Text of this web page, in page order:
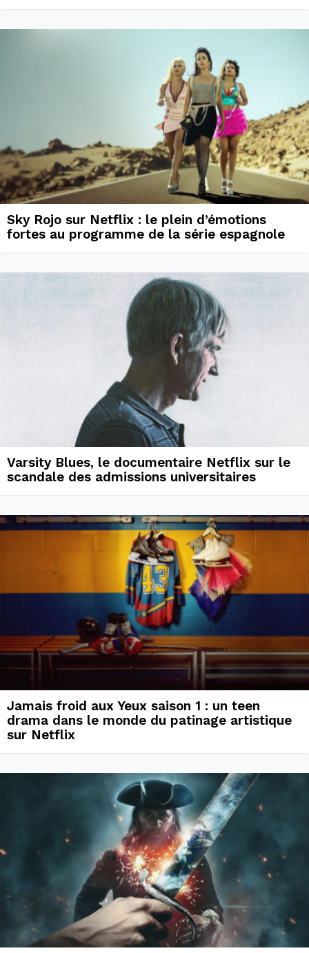
Sky Rojo sur Netflix : le plein d’émotions
fortes au programme de la série espagnole
Varsity Blues, le documentaire Netflix sur le
scandale des admissions universitaires
Jamais froid aux Yeux saison 1 : un teen
drama dans le monde du patinage artistique
sur Netflix